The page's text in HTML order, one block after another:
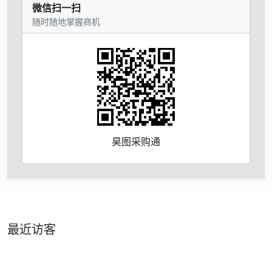
微信扫一扫
随时随地掌握商机
昊图采购通
最近访客